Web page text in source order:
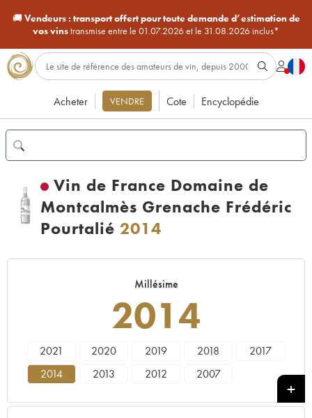
🚚Vendeurs : transport offert pour toute demande d’estimation de
vos vinstransmise entre le 01.07.2026 et le 31.08.2026 inclus*
Acheter VENDRE Cote Encyclopédie
Vin de France Domaine de
Montcalmès Grenache Frédéric
Pourtalié 2014
Millésime
2014
2021 2020 2019 2018
2017
2014
2013 2012 2007